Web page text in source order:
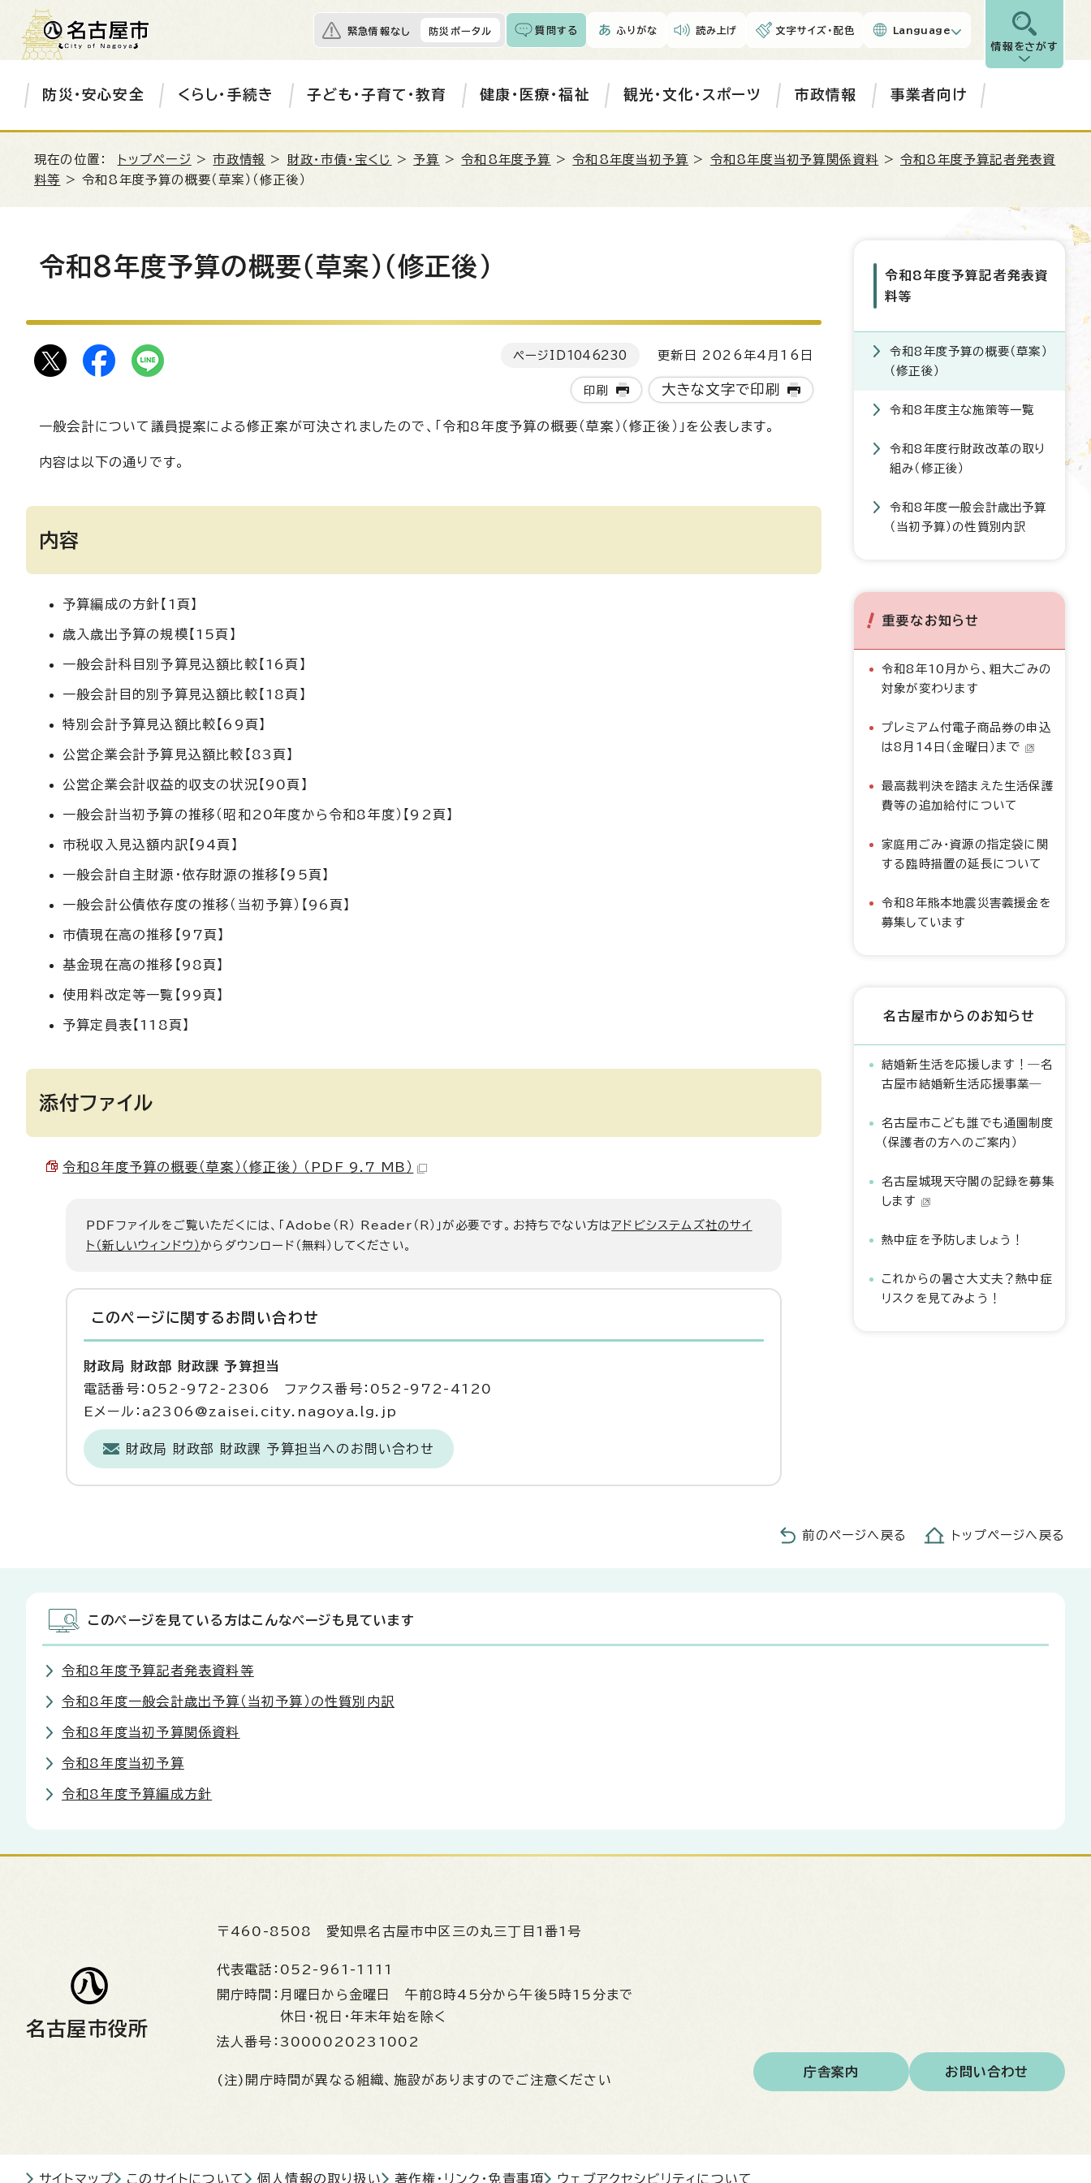
緊急情報なし 防災ポータル 質問する ふりがな 読み上げ 文字サイズ・配色 Language
情報をさがす
防災・安心安全 くらし・手続き 子ども・子育て・教育 健康・医療・福祉 観光・文化・スポーツ 市政情報 事業者向け
現在の位置： トップページ >市政情報 > 財政・市債・宝くじ >予算 >令和8年度予算 >令和8年度当初予算 > 令和8年度当初予算関係資料 > 令和8年度予算記者発表資
料等 > 令和8年度予算の概要（草案）（修正後）
令和8年度予算の概要（草案）（修正後）
ページID 1046230 更新日 2026年4月16日
印刷 大きな文字で印刷
一般会計について議員提案による修正案が可決されましたので、「令和8年度予算の概要（草案）（修正後）」を公表します。
内容は以下の通りです。
内容
予算編成の方針【1頁】
歳入歳出予算の規模【15頁】
一般会計科目別予算見込額比較【16頁】
一般会計目的別予算見込額比較【18頁】
特別会計予算見込額比較【69頁】
公営企業会計予算見込額比較【83頁】
公営企業会計収益的収支の状況【90頁】
一般会計当初予算の推移（昭和20年度から令和8年度）【92頁】
市税収入見込額内訳【94頁】
一般会計自主財源・依存財源の推移【95頁】
一般会計公債依存度の推移（当初予算）【96頁】
市債現在高の推移【97頁】
基金現在高の推移【98頁】
使用料改定等一覧【99頁】
予算定員表【118頁】
添付ファイル
令和8年度予算の概要（草案）（修正後） （PDF 9.7 MB）
PDFファイルをご覧いただくには、「Adobe（R） Reader（R）」が必要です。お持ちでない方はアドビシステムズ社のサイ
ト（新しいウィンドウ）からダウンロード（無料）してください。
このページに関する お問い合わせ
財政局 財政部 財政課 予算担当
電話番号：052-972-2306 ファクス番号：052-972-4120
Eメール：a2306@zaisei.city.nagoya.lg.jp
財政局 財政部 財政課 予算担当へのお問い合わせ
令和8年度予算記者発表資
料等
令和8年度予算の概要（草案）
（修正後）
令和8年度主な施策等一覧
令和8年度行財政改革の取り
組み（修正後）
令和8年度一般会計歳出予算
（当初予算）の性質別内訳
重要なお知らせ
令和8年10月から、粗大ごみの
対象が変わります
プレミアム付電子商品券の申込
は8月14日（金曜日）まで
最高裁判決を踏まえた生活保護
費等の追加給付について
家庭用ごみ・資源の指定袋に関
する臨時措置の延長について
令和8年熊本地震災害義援金を
募集しています
名古屋市からのお知らせ
結婚新生活を応援します！―名
古屋市結婚新生活応援事業―
名古屋市こども誰でも通園制度
（保護者の方へのご案内）
名古屋城現天守閣の記録を募集
します
熱中症を予防しましょう！
これからの暑さ大丈夫？熱中症
リスクを見てみよう！
前のページへ戻る トップページへ戻る
このページを見ている方はこんなページも見ています
令和8年度予算記者発表資料等
令和8年度一般会計歳出予算（当初予算）の性質別内訳
令和8年度当初予算関係資料
令和8年度当初予算
令和8年度予算編成方針
名古屋市役所
〒460-8508 愛知県名古屋市中区三の丸三丁目1番1号
代表電話： 052-961-1111
開庁時間： 月曜日から金曜日 午前8時45分から午後5時15分まで
休日・祝日・年末年始を除く
法人番号： 3000020231002
(注)開庁時間が異なる組織、施設がありますのでご注意ください
庁舎案内 お問い合わせ
サイトマップ このサイトについて 個人情報の取り扱い 著作権・リンク・免責事項 ウェブアクセシビリティについて